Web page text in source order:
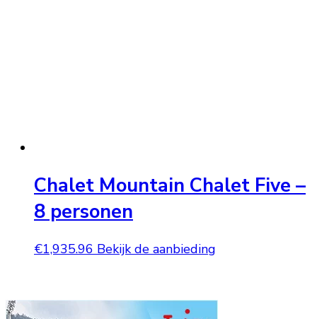
Chalet Mountain Chalet Five –
8 personen
€1,935.96 Bekijk de aanbieding